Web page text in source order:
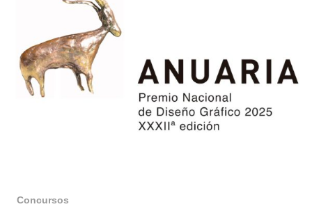
Concursos